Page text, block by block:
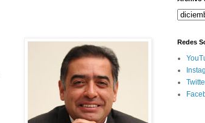
Redes